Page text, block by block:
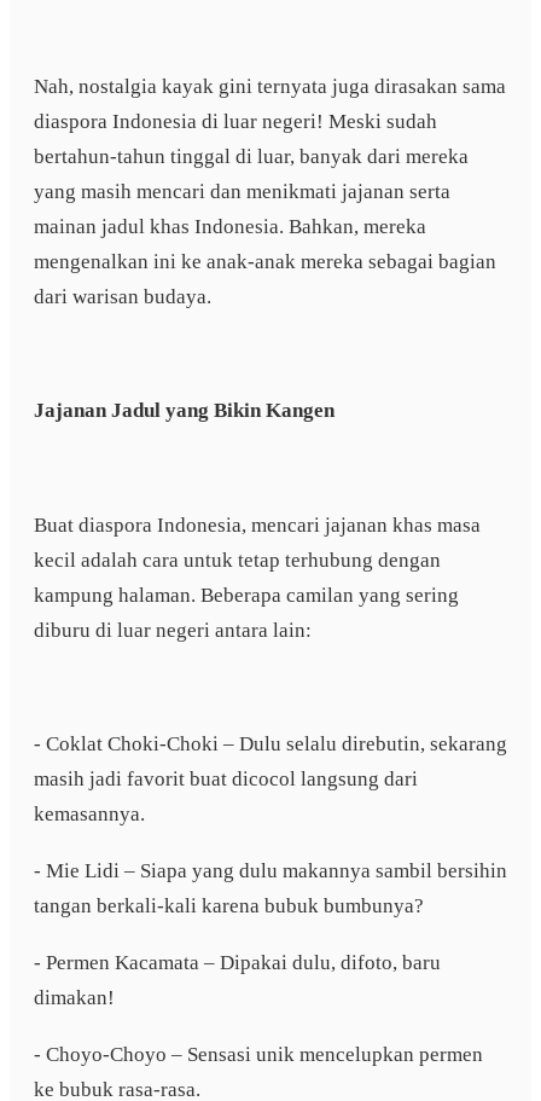
Nah, nostalgia kayak gini ternyata juga dirasakan sama
diaspora Indonesia di luar negeri! Meski sudah
bertahun-tahun tinggal di luar, banyak dari mereka
yang masih mencari dan menikmati jajanan serta
mainan jadul khas Indonesia. Bahkan, mereka
mengenalkan ini ke anak-anak mereka sebagai bagian
dari warisan budaya.
Jajanan Jadul yang Bikin Kangen
Buat diaspora Indonesia, mencari jajanan khas masa
kecil adalah cara untuk tetap terhubung dengan
kampung halaman. Beberapa camilan yang sering
diburu di luar negeri antara lain:
- Coklat Choki-Choki – Dulu selalu direbutin, sekarang
masih jadi favorit buat dicocol langsung dari
kemasannya.
- Mie Lidi – Siapa yang dulu makannya sambil bersihin
tangan berkali-kali karena bubuk bumbunya?
- Permen Kacamata – Dipakai dulu, difoto, baru
dimakan!
- Choyo-Choyo – Sensasi unik mencelupkan permen
ke bubuk rasa-rasa.